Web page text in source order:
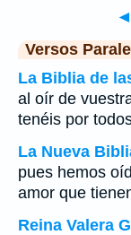
◄
Versos
La Biblia de
al oír de
tenéis por
La Nueva
pues hemos
amor que
Reina Valera